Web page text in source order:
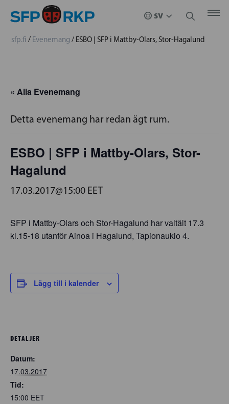
sfp.fi / Evenemang / ESBO | SFP i Mattby-Olars, Stor-Hagalund
« Alla Evenemang
Detta evenemang har redan ägt rum.
ESBO | SFP i Mattby-Olars, Stor-
Hagalund
17.03.2017@15:00 EET
SFP i Mattby-Olars och Stor-Hagalund har valtält 17.3
kl.15-18 utanför Ainoa i Hagalund, Tapionaukio 4.
Lägg till i kalender
DETALJER
Datum:
17.03.2017
Tid:
15:00 EET